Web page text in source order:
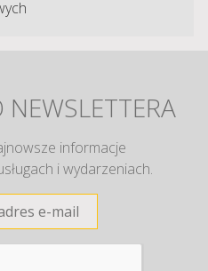
informacje
i wydarzeniach.